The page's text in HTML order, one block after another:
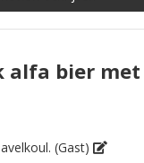
alfa bier
(Gast)